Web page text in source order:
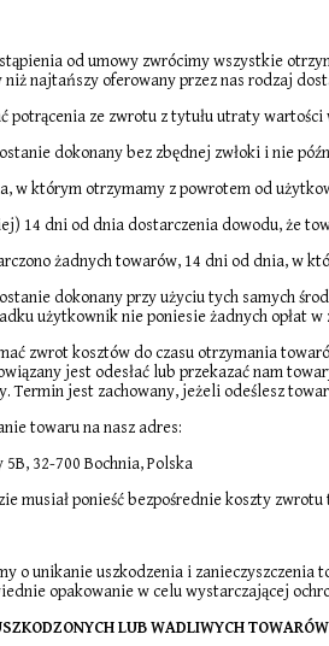
od umowy zwrócimy wszystkie
najtańszy oferowany przez nas rodzaj
potrącenia ze zwrotu z tytułu utraty
dokonany bez zbędnej zwłoki i nie
w którym otrzymamy z powrotem od
14 dni od dnia dostarczenia dowodu, że
żadnych towarów, 14 dni od dnia, w
dokonany przy użyciu tych samych
użytkownik nie poniesie żadnych opłat
zwrot kosztów do czasu otrzymania
jest odesłać lub przekazać nam
Termin jest zachowany, jeżeli odeślesz
towaru na nasz adres:
32-700 Bochnia, Polska
musiał ponieść bezpośrednie koszty zwrotu
o unikanie uszkodzenia i
opakowanie w celu wystarczającej
LUB WADLIWYCH TOWARÓW